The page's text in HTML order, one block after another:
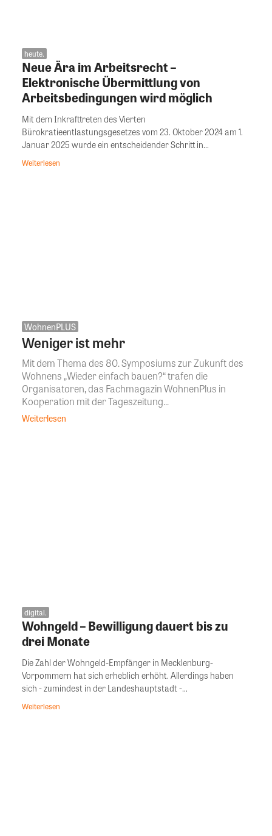
heute.
Neue Ära im Arbeitsrecht –
Elektronische Übermittlung von
Arbeitsbedingungen wird möglich
Mit dem Inkrafttreten des Vierten
Bürokratieentlastungsgesetzes vom 23. Oktober 2024 am 1.
Januar 2025 wurde ein entscheidender Schritt in...
Weiterlesen
WohnenPLUS
Weniger ist mehr
Mit dem Thema des 80. Symposiums zur Zukunft des
Wohnens „Wieder einfach bauen?“ trafen die
Organisatoren, das Fachmagazin WohnenPlus in
Kooperation mit der Tageszeitung...
Weiterlesen
digital.
Wohngeld – Bewilligung dauert bis zu
drei Monate
Die Zahl der Wohngeld-Empfänger in Mecklenburg-
Vorpommern hat sich erheblich erhöht. Allerdings haben
sich - zumindest in der Landeshauptstadt -...
Weiterlesen